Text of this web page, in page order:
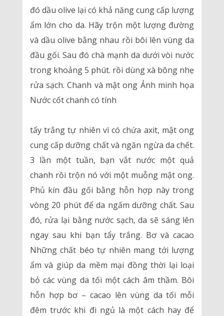
đó dầu olive lại có khả năng cung cấp lượng
ẩm lớn cho da. Hãy trộn một lượng đường
và dầu olive bằng nhau rồi bôi lên vùng da
đầu gối. Sau đó chà mạnh da dưới vòi nước
trong khoảng 5 phút. rồi dùng xà bông nhẹ
rửa sạch. Chanh và mật ong Ảnh minh họa
Nước cốt chanh có tính
tẩy trắng tự nhiên vì có chứa axit, mật ong
cung cấp dưỡng chất và ngăn ngừa da chết.
3 lần một tuần, bạn vắt nước một quả
chanh rồi trộn nó với một muỗng mật ong.
Phủ kín đầu gối bằng hỗn hợp này trong
vòng 20 phút để da ngấm dưỡng chất. Sau
đó, rửa lại bằng nước sạch, da sẽ sáng lên
ngay sau khi bạn tẩy trắng. Bơ và cacao
Những chất béo tự nhiên mang tới lượng
ẩm và giúp da mềm mại đồng thời lại loại
bỏ các vùng da tối một cách âm thầm. Bôi
hỗn hợp bơ – cacao lên vùng da tối mỗi
đêm trước khi đi ngủ là một cách hay để